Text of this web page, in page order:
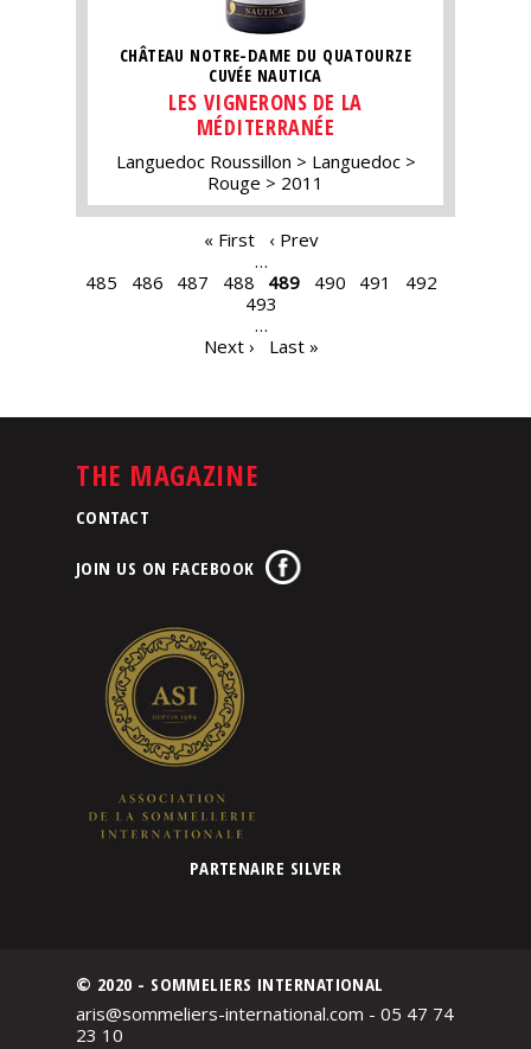
CHÂTEAU NOTRE-DAME DU QUATOURZE
CUVÉE NAUTICA
LES VIGNERONS DE LA
MÉDITERRANÉE
Languedoc Roussillon
Languedoc
Rouge
2011
« First
‹ Prev
…
485
486 487 488 489 490 491
492
493
…
Next ›
Last »
THE MAGAZINE
CONTACT
JOIN US ON FACEBOOK
PARTENAIRE SILVER
© 2020 - SOMMELIERS INTERNATIONAL
aris@sommeliers-international.com - 05 47 74
23 10